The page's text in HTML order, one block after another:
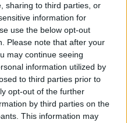
sharing to third parties, or
information for
use the below opt-out
Please note that after your
may continue seeing
information utilized by
to third parties prior to
opt-out of the further
by third parties on the
This information may
útvonalon,
közlekedik,
13:40 órakor induló
Mercedes 8.